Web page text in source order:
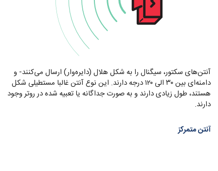
آنتن‌های سکتور، سیگنال را به شکل هلال (دایره‌وار) ارسال می‌کنند- و
دامنه‌ای بین ۳۰ الی ۱۲۰ درجه دارند. این نوع آنتن غالبا مستطیلی شکل
هستند، طول زیادی دارند و به صورت جداگانه یا تعبیه شده در روتر وجود
دارند.
آنتن متمرکز